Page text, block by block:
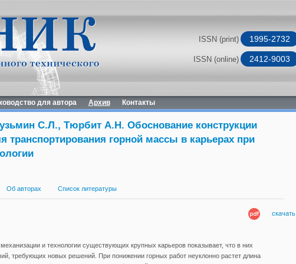
ISSN (print) 1995-2732
ISSN (online) 2412-9003
для автора Архив Контакты
С.Л., Тюрбит А.Н. Обоснование конструкции
транспортирования горной массы в карьерах при
Об авторах Список литературы
скачать
и технологии существующих крупных карьеров показывает, что в них
требующих новых решений. При понижении горных работ неуклонно растет длина